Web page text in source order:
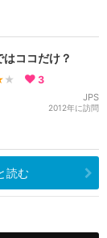
ココだけ？
★ 3
JPS
2012年に訪問
読む